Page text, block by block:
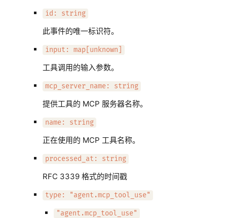
id: string
此事件的唯一标识符。
input: map[unknown]
工具调用的输入参数。
mcp_server_name: string
提供工具的 MCP 服务器名称。
name: string
正在使用的 MCP 工具名称。
processed_at: string
RFC 3339 格式的时间戳
type: "agent.mcp_tool_use"
"agent.mcp_tool_use"